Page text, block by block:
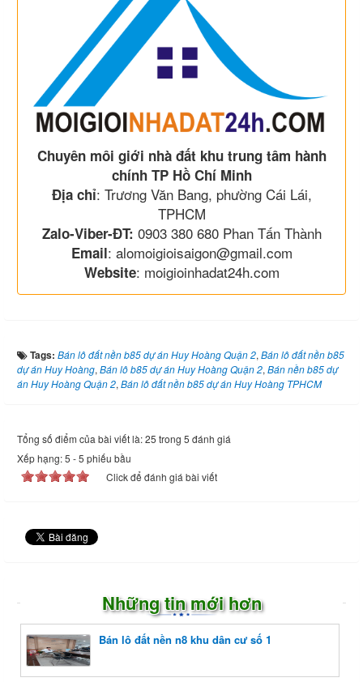
Chuyên môi giới nhà đất khu trung tâm hành
chính TP Hồ Chí Minh
Địa chỉ: Trương Văn Bang, phường Cái Lái,
TPHCM
Zalo-Viber-ĐT: 0903 380 680 Phan Tấn Thành
Email: alomoigioisaigon@gmail.com
Website: moigioinhadat24h.com
Tags: Bán lô đất nền b85 dự án Huy Hoàng Quận 2, Bán lô đất nền b85
dự án Huy Hoàng, Bán lô b85 dự án Huy Hoàng Quận 2, Bán nền b85 dự
án Huy Hoàng Quận 2, Bán lô đất nền b85 dự án Huy Hoàng TPHCM
Tổng số điểm của bài viết là: 25 trong 5 đánh giá
Xếp hạng:5 -5 phiếu bầu
Click để đánh giá bài viết
Những tin mới hơn
Bán lô đất nền n8 khu dân cư số 1